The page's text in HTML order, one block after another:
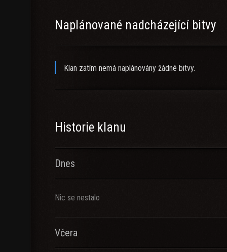
Naplánované nadcházející bitvy
Klan zatím nemá naplánovány žádné bitvy.
Historie klanu
Dnes
Nic se nestalo
Včera